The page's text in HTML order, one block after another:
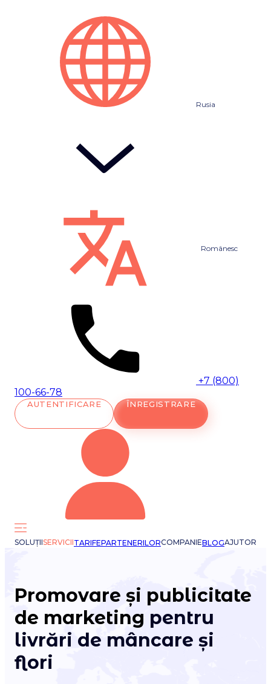
Rusia
Românesc
+7 (800)
100-66-78
AUTENTIFICARE ÎNREGISTRARE
SOLUȚIISERVICIITARIFEPARTENERILORCOMPANIEBLOGAJUTOR
Promovare și publicitate
de marketing pentru
livrări de mâncare și
flori